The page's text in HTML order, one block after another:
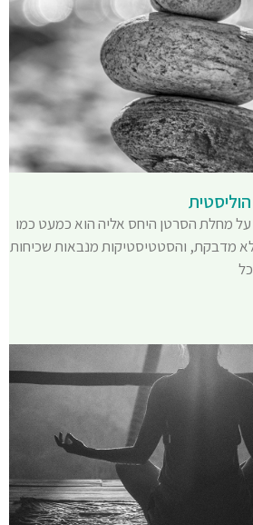
מחלת הסרטן היחס אליה הוא כמעט כמו
מדבקת, והסטטיסטיקות מנבאות שכיחות